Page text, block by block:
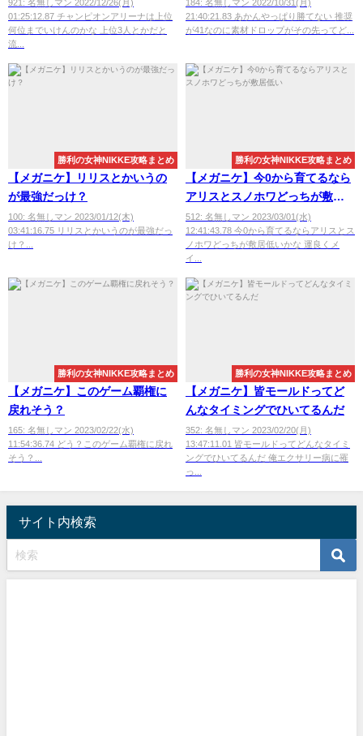
921: 名無しマン 2022/12/26(月)
01:25:12.87 チャンピオンアリーナは上位
何位までいけんのかな 上位3人とかだと
流...
184: 名無しマン 2022/10/31(月)
21:40:21.83 あかんやっぱり勝てない 推奨
が41なのに素材ドロップがその先ってど...
勝利の女神NIKKE攻略まとめ
【メガニケ】リリスとかいうの
が最強だっけ？
100: 名無しマン 2023/01/12(木)
03:41:16.75 リリスとかいうのが最強だっ
け？...
勝利の女神NIKKE攻略まとめ
【メガニケ】今0から育てるなら
アリスとスノホワどっちが敷居
低い
512: 名無しマン 2023/03/01(水)
12:41:43.78 今0から育てるならアリスとス
ノホワどっちが敷居低いかな 運良くメ
イ...
勝利の女神NIKKE攻略まとめ
【メガニケ】このゲーム覇権に
戻れそう？
165: 名無しマン 2023/02/22(水)
11:54:36.74 どう？このゲーム覇権に戻れ
そう？...
勝利の女神NIKKE攻略まとめ
【メガニケ】皆モールドってど
んなタイミングでひいてるんだ
352: 名無しマン 2023/02/20(月)
13:47:11.01 皆モールドってどんなタイミ
ングでひいてるんだ 俺エクサリー病に罹
っ...
サイト内検索